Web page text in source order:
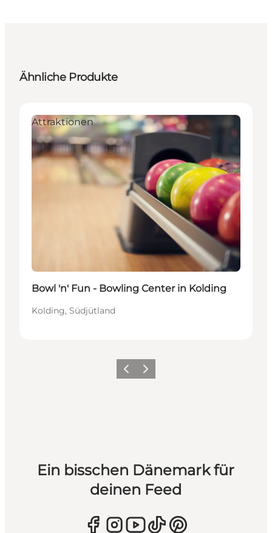
Ähnliche Produkte
Attraktionen
Bowl 'n' Fun - Bowling Center in Kolding
Kolding, Südjütland
ZurückWeiter
Ein bisschen Dänemark für
deinen Feed